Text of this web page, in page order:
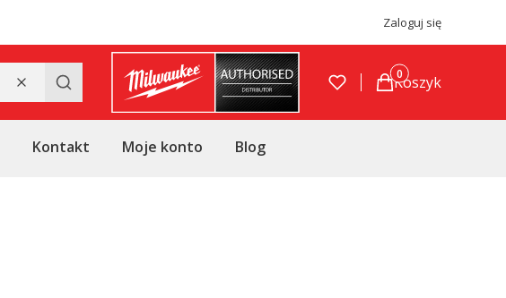
Zaloguj się
WyczyśćSzukaj Produkty w
Koszyk
Kontakt Moje konto Blog